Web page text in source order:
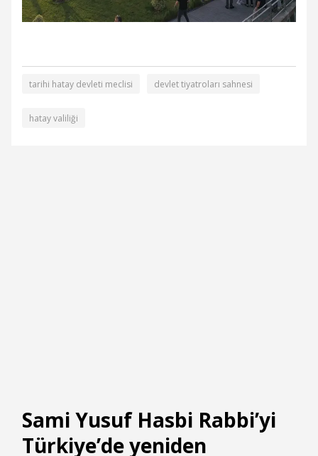
tarihi hatay devleti meclisi devlet tiyatroları sahnesi
hatay valiliği
Sami Yusuf Hasbi Rabbi’yi
Türkiye’de yeniden